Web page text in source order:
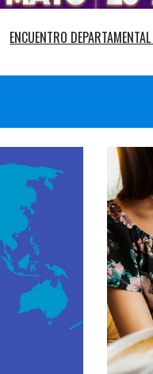
ENCUENTRO